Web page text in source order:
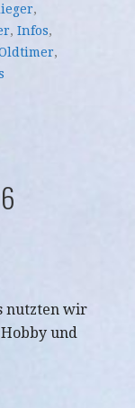
,
, Infos,
,
nutzten wir
und